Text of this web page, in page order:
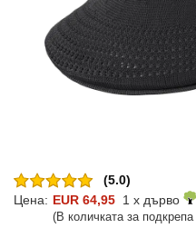
(5.0)
Цена: EUR 64,95 1 x дърво
(В количката за подкрепа